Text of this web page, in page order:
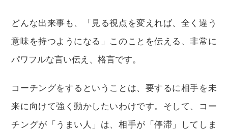
どんな出来事も、「見る視点を変えれば、全く違う
意味を持つようになる」このことを伝える、非常に
パワフルな言い伝え、格言です。
コーチングをするということは、要するに相手を未
来に向けて強く動かしたいわけです。そして、コー
チングが「うまい人」は、相手が「停滞」してしま